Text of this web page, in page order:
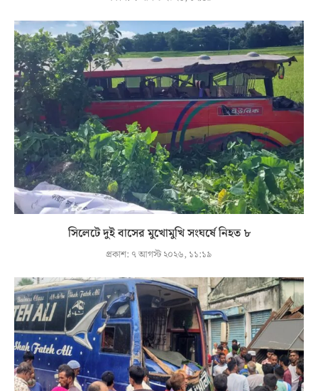
সিলেটে দুই বাসের মুখোমুখি সংঘর্ষে নিহত ৮
প্রকাশ: ৭ আগস্ট ২০২৬, ১১:১৯